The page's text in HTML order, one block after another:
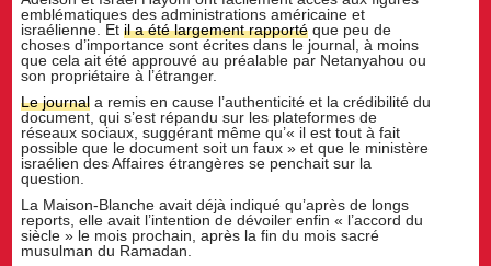
emblématiques des administrations américaine et
israélienne. Etil a été largement rapporté que peu de
choses d’importance sont écrites dans le journal, à moins
que cela ait été approuvé au préalable par Netanyahou ou
son propriétaire à l’étranger.
Le journal a remis en cause l’authenticité et la crédibilité du
document, qui s’est répandu sur les plateformes de
réseaux sociaux, suggérant même qu’« il est tout à fait
possible que le document soit un faux » et que le ministère
israélien des Affaires étrangères se penchait sur la
question.
La Maison-Blanche avait déjà indiqué qu’après de longs
reports, elle avait l’intention de dévoiler enfin « l’accord du
siècle » le mois prochain, après la fin du mois sacré
musulman du Ramadan.